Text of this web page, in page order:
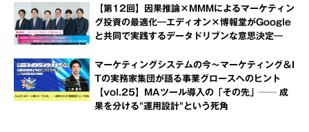
【第12回】因果推論×MMMによるマーケティン
グ投資の最適化―エディオン×博報堂がGoogle
と共同で実践するデータドリブンな意思決定―
マーケティングシステムの今～マーケティング＆I
Tの実務家集団が語る事業グロースへのヒント
【vol.25】MAツール導入の「その先」── 成
果を分ける"運用設計"という死角